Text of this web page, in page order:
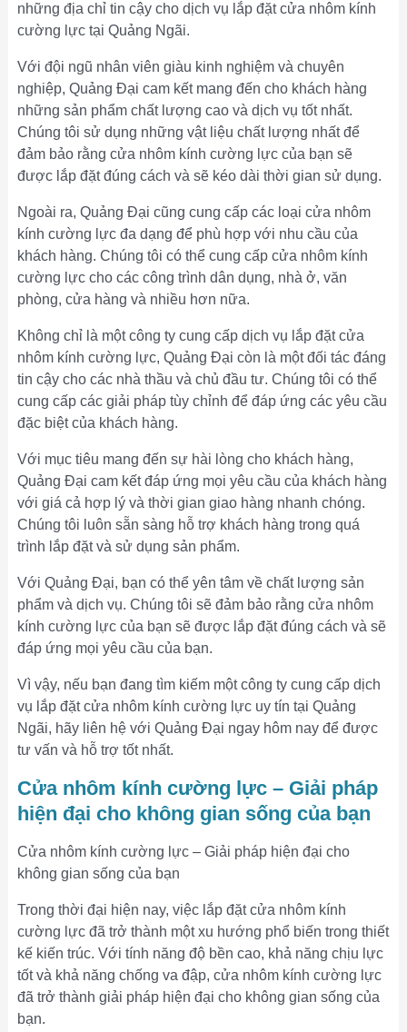
những địa chỉ tin cậy cho dịch vụ lắp đặt cửa nhôm kính
cường lực tại Quảng Ngãi.
Với đội ngũ nhân viên giàu kinh nghiệm và chuyên
nghiệp, Quảng Đại cam kết mang đến cho khách hàng
những sản phẩm chất lượng cao và dịch vụ tốt nhất.
Chúng tôi sử dụng những vật liệu chất lượng nhất để
đảm bảo rằng cửa nhôm kính cường lực của bạn sẽ
được lắp đặt đúng cách và sẽ kéo dài thời gian sử dụng.
Ngoài ra, Quảng Đại cũng cung cấp các loại cửa nhôm
kính cường lực đa dạng để phù hợp với nhu cầu của
khách hàng. Chúng tôi có thể cung cấp cửa nhôm kính
cường lực cho các công trình dân dụng, nhà ở, văn
phòng, cửa hàng và nhiều hơn nữa.
Không chỉ là một công ty cung cấp dịch vụ lắp đặt cửa
nhôm kính cường lực, Quảng Đại còn là một đối tác đáng
tin cậy cho các nhà thầu và chủ đầu tư. Chúng tôi có thể
cung cấp các giải pháp tùy chỉnh để đáp ứng các yêu cầu
đặc biệt của khách hàng.
Với mục tiêu mang đến sự hài lòng cho khách hàng,
Quảng Đại cam kết đáp ứng mọi yêu cầu của khách hàng
với giá cả hợp lý và thời gian giao hàng nhanh chóng.
Chúng tôi luôn sẵn sàng hỗ trợ khách hàng trong quá
trình lắp đặt và sử dụng sản phẩm.
Với Quảng Đại, bạn có thể yên tâm về chất lượng sản
phẩm và dịch vụ. Chúng tôi sẽ đảm bảo rằng cửa nhôm
kính cường lực của bạn sẽ được lắp đặt đúng cách và sẽ
đáp ứng mọi yêu cầu của bạn.
Vì vậy, nếu bạn đang tìm kiếm một công ty cung cấp dịch
vụ lắp đặt cửa nhôm kính cường lực uy tín tại Quảng
Ngãi, hãy liên hệ với Quảng Đại ngay hôm nay để được
tư vấn và hỗ trợ tốt nhất.
Cửa nhôm kính cường lực – Giải pháp
hiện đại cho không gian sống của bạn
Cửa nhôm kính cường lực – Giải pháp hiện đại cho
không gian sống của bạn
Trong thời đại hiện nay, việc lắp đặt cửa nhôm kính
cường lực đã trở thành một xu hướng phổ biến trong thiết
kế kiến trúc. Với tính năng độ bền cao, khả năng chịu lực
tốt và khả năng chống va đập, cửa nhôm kính cường lực
đã trở thành giải pháp hiện đại cho không gian sống của
bạn.